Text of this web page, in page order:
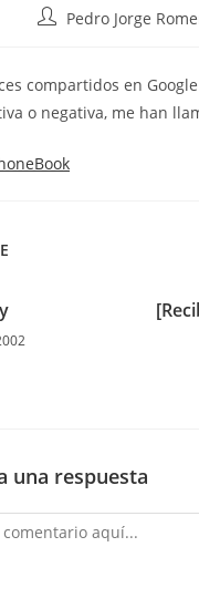
Autor
entrada:
Pedro Jorge
compartidos en
o negativa, me han
una respuesta